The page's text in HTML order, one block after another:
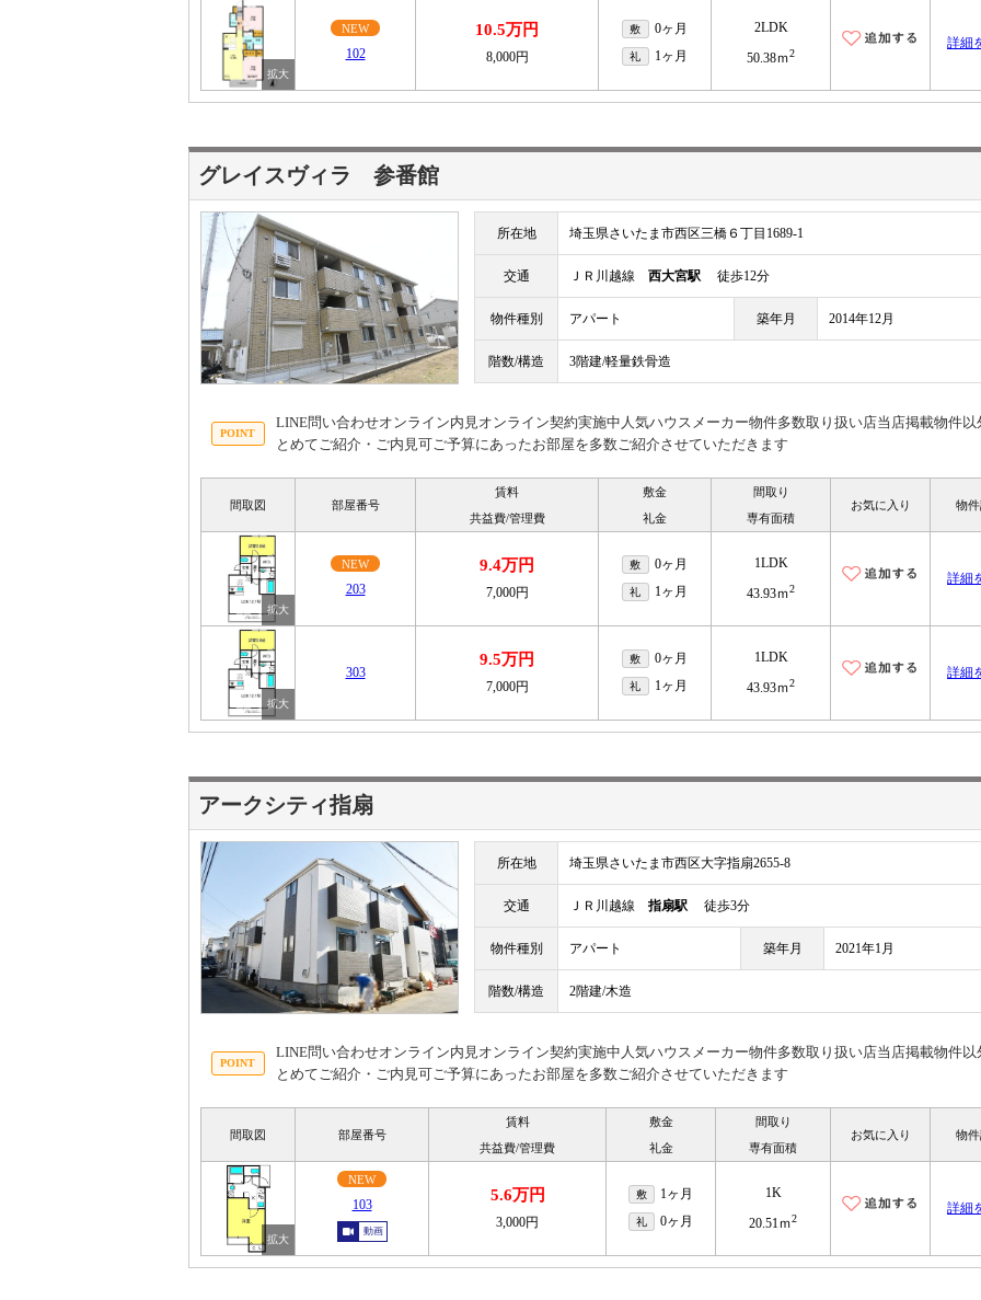
NEW
102
10.5万円
8,000円
敷 0ヶ月
礼 1ヶ月
2LDK
50.38ｍ2
詳細
グレイスヴィラ 参番館
所在地 埼玉県さいたま市西区三橋６丁目1689-1
交通 ＪＲ川越線 西大宮駅 徒歩12分
物件種別 アパート 築年月 2014年12月
階数/構造 3階建/軽量鉄骨造
LINE問い合わせオンライン内見オンライン契約実施中人気ハウスメーカー物件多数取り扱い店当店掲載物件以
とめてご紹介・ご内見可ご予算にあったお部屋を多数ご紹介させていただきます
間取図 部屋番号
賃料
共益費/管理費
敷金
礼金
間取り
専有面積
お気に入り 物
NEW
203
9.4万円
7,000円
敷 0ヶ月
礼 1ヶ月
1LDK
43.93ｍ2
詳細
303
9.5万円
7,000円
敷 0ヶ月
礼 1ヶ月
1LDK
43.93ｍ2
詳細
アークシティ指扇
所在地 埼玉県さいたま市西区大字指扇2655-8
交通 ＪＲ川越線 指扇駅 徒歩3分
物件種別 アパート 築年月 2021年1月
階数/構造 2階建/木造
LINE問い合わせオンライン内見オンライン契約実施中人気ハウスメーカー物件多数取り扱い店当店掲載物件以
とめてご紹介・ご内見可ご予算にあったお部屋を多数ご紹介させていただきます
間取図 部屋番号
賃料
共益費/管理費
敷金
礼金
間取り
専有面積
お気に入り 物
NEW
103
動画
5.6万円
3,000円
敷 1ヶ月
礼 0ヶ月
1K
20.51ｍ2
詳細